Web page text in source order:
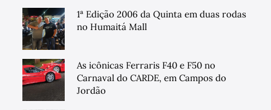
1ª Edição 2006 da Quinta em duas rodas
no Humaitá Mall
As icônicas Ferraris F40 e F50 no
Carnaval do CARDE, em Campos do
Jordão